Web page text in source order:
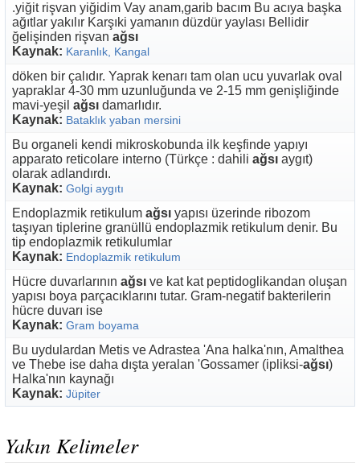
.yiğit rişvan yiğidim Vay anam,garib bacım Bu acıya başka
ağıtlar yakılır Karşıki yamanın düzdür yaylası Bellidir
ğelişinden rişvan ağsı
Kaynak: Karanlık, Kangal
döken bir çalıdır. Yaprak kenarı tam olan ucu yuvarlak oval
yapraklar 4-30 mm uzunluğunda ve 2-15 mm genişliğinde
mavi-yeşil ağsı damarlıdır.
Kaynak: Bataklık yaban mersini
Bu organeli kendi mikroskobunda ilk keşfinde yapıyı
apparato reticolare interno (Türkçe : dahili ağsı aygıt)
olarak adlandırdı.
Kaynak: Golgi aygıtı
Endoplazmik retikulum ağsı yapısı üzerinde ribozom
taşıyan tiplerine granüllü endoplazmik retikulum denir. Bu
tip endoplazmik retikulumlar
Kaynak: Endoplazmik retikulum
Hücre duvarlarının ağsı ve kat kat peptidoglikandan oluşan
yapısı boya parçacıklarını tutar. Gram-negatif bakterilerin
hücre duvarı ise
Kaynak: Gram boyama
Bu uydulardan Metis ve Adrastea 'Ana halka'nın, Amalthea
ve Thebe ise daha dışta yeralan 'Gossamer (ipliksi-ağsı)
Halka'nın kaynağı
Kaynak: Jüpiter
Yakın Kelimeler